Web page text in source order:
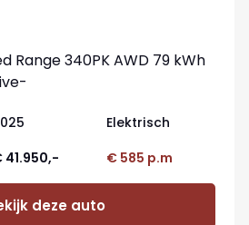
Range 340PK AWD 79 kWh
Elektrisch
41.950,- € 585 p.m
deze auto